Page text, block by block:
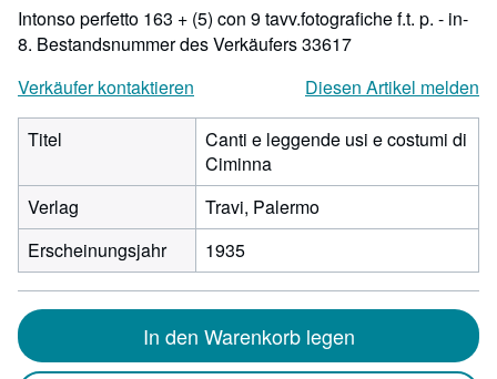
Intonso perfetto 163 + (5) con 9 tavv.fotografiche f.t. p. - in-
8. Bestandsnummer des Verkäufers 33617
Verkäufer kontaktieren
Diesen Artikel melden
Titel
Canti e leggende usi e costumi di
Ciminna
Verlag
Travi, Palermo
Erscheinungsjahr
1935
In den Warenkorb legen